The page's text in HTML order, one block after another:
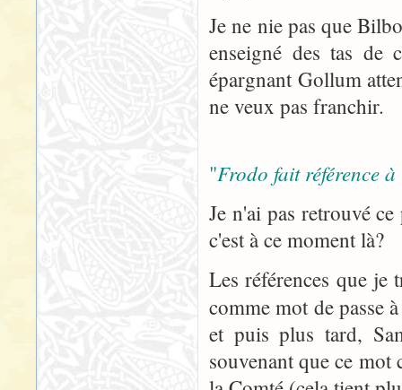
Je ne nie pas que
enseigné des tas
épargnant Gollum
ne veux pas franchir.
"Frodo fait référence
Je n'ai pas retrouvé
c'est à ce moment là?
Les références que
comme mot de
et puis plus tard,
souvenant que ce mot